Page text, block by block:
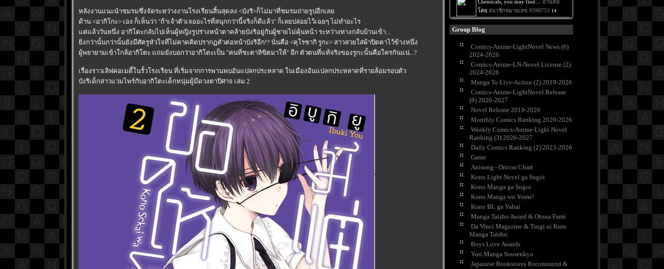
หลังงานแนะนำชมรมซึ่งจัดระหว่างงานโรงเรียนสิ้นสุดลง <บังริ>ก็ไม่มาที่ชมรมถ่ายรูปอีกเล
ด้าน <อากิโกะ> เอง ก็เห็นว่า "ถ้าเจ้าตัวเจออะไรที่สนุกกว่านี้จริงก็ดีแล้ว" ก็เลยปล่อยไว้เฉยๆ ไม่ทำอะไร
ต่แล้ววันหนึ่ง อากิโตะกลับไปเห็นผู้หญิงรูปร่างหน้าตาคล้ายบังริอยู่กับผู้ชายไม่คุ้นหน้า ระหว่างทางกลับบ้านเข้า...
ิ่งกว่านั้นกว่านั้นยังมีศัตรูหัวใจที่ไม่คาดคิดปรากฏตัวต่อหน้าบังริอีก!? นั่นคือ <คุโรซากิ รูกะ> สาวสวยใส่ผ้าปิดตาไว้ข้างหนึ่ง
ผู้พยายามเข้าใกล้อากิโตะ แถมยังบอกว่าอากิโตะเป็น "คนที่ชะตาลิขิตมาให้" อีก ตัวตนที่แท้จริงของรูกะนั้นคือใครกันแน่...?
เรื่องราวเลิฟคอเมดี้ในรั้วโรงเรียน ที่เริ่มจากการพานพบอันแปลกประหลาด ในเมืองอันแปลกประหลาดที่รายล้อมรอบตัว
บังริเด็กสาวแวมไพร์กับอากิโตะเด็กหนุ่มผู้มีดวงตาปิศาจ เล่ม 2
Group Blog
Comics-Anime-LightNovel News (6)
2024-2026
Comics-Anime-LN-Novel License (2)
2024-2026
Manga To Live-Action (2) 2019-2026
Comics-Anime-LightNovel Release
(8) 2026-2027
Novel Release 2019-2026
Monthly Comics Ranking 2020-2026
Weekly Comics-Anime-Light Novel
Ranking (3) 2026-2027
Daily Comics Ranking (2) 2023-2026
Game
Anisong - Oricon Chart
Kono Light Novel ga Sugoi
Kono Manga ga Sugoi
Kono Manga wo Yome!
Kono BL ga Yabai
Manga Taisho Award & Otona Fami
Da Vinci Magazine & Tsugi ni Kuru
Manga Taisho
Boys Love Awards
Yuri Manga Sousenkyo
Japanese Bookstores Recommend &